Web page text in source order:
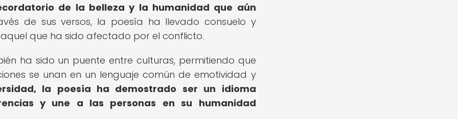
de la belleza y la humanidad que aún
de sus versos, la poesía ha llevado consuelo y
que ha sido afectado por el conflicto.
ha sido un puente entre culturas, permitiendo que
se unan en un lenguaje común de emotividad y
la poesía ha demostrado ser un idioma
y une a las personas en su humanidad